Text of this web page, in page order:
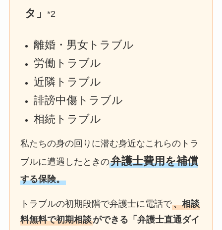
タ」*2
離婚・男女トラブル
労働トラブル
近隣トラブル
誹謗中傷トラブル
相続トラブル
私たちの身の回りに潜む身近なこれらのトラ
ブルに遭遇したときの弁護士費用を補償
する保険。
トラブルの初期段階で弁護士に電話で、相談
料無料で初期相談ができる「弁護士直通ダイ